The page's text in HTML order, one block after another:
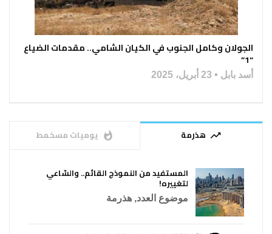
الجولان وكامل الجنوب في الكيان الشامي.. مقدمات الضياع
“1”
أسد بابل 23 أبريل، 2025
trending_up هذرمة whatshot يوميات مسخمط
المستفيد من النموذج القائم.. والسّاعي
لتغييره!
موضوع العدد, هذرمة